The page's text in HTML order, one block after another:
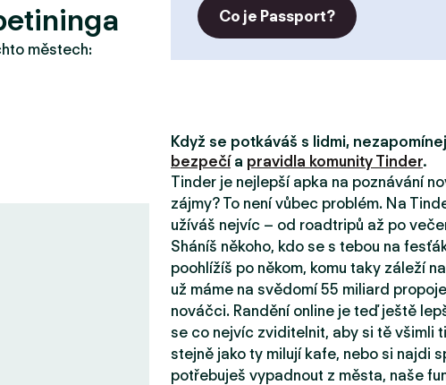
městech:
Co je Passport?
Když se potkáváš s lidmi,
bezpečía pravidla komunity Tinder.
Tinder je nejlepší apka na poznávání
zájmy? To není vůbec problém. Na
užíváš nejvíc – od roadtripů až po
Sháníš někoho, kdo se s tebou na
poohlížíš po někom, komu taky záleží
už máme na svědomí 55 miliard
nováčci. Randění online je teď ještě
se co nejvíc zviditelnit, aby si tě všimli
stejně jako ty milují kafe, nebo si najdi
potřebuješ vypadnout z města, naše